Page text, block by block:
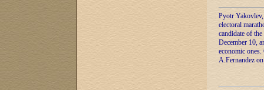
Pyotr
electoral
candidate of
December 10,
economic
A.Fernandez